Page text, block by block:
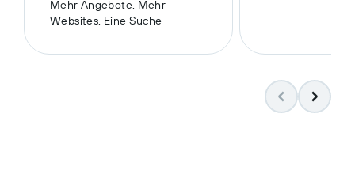
Mehr Angebote. Mehr
Websites. Eine Suche